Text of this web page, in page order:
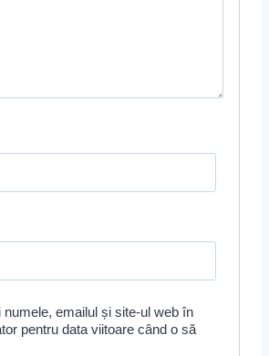
numele, emailul și site-ul web în
pentru data viitoare când o să